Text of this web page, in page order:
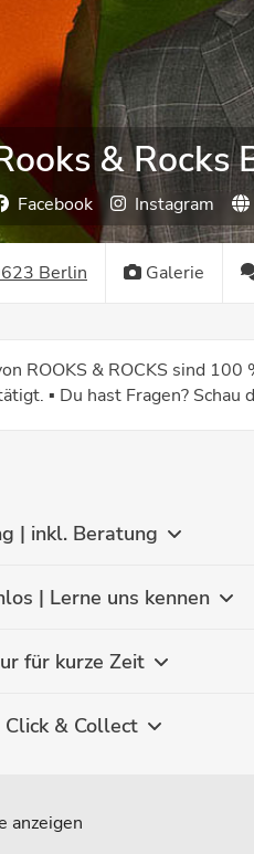
& Rocks
Facebook Instagram
Berlin Galerie
ROOKS & ROCKS sind
▪️ Du hast Fragen?
| inkl. Beratung
| Lerne uns kennen
für kurze Zeit
& Collect
anzeigen